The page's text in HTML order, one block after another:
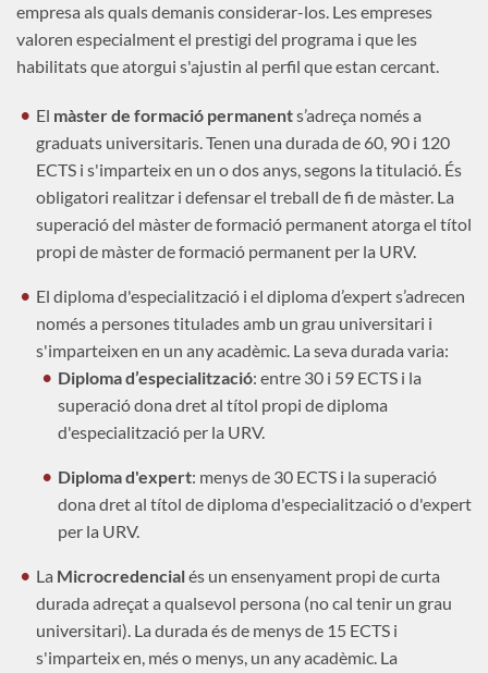
empresa als quals demanis considerar-los. Les empreses
valoren especialment el prestigi del programa i que les
habilitats que atorgui s'ajustin al perfil que estan cercant.
El màster de formació permanents’adreça només a
graduats universitaris. Tenen una durada de 60, 90 i 120
ECTS i s'imparteix en un o dos anys, segons la titulació. És
obligatori realitzar i defensar el treball de fi de màster. La
superació del màster de formació permanent atorga el títol
propi de màster de formació permanent per la URV.
El diploma d'especialització i el diploma d’expert s’adrecen
només a persones titulades amb un grau universitari i
s'imparteixen en un any acadèmic. La seva durada varia:
Diploma d’especialització: entre 30 i 59 ECTS i la
superació dona dret al títol propi de diploma
d'especialització per la URV.
Diploma d'expert: menys de 30 ECTS i la superació
dona dret al títol de diploma d'especialització o d'expert
per la URV.
La Microcredencialés un ensenyament propi de curta
durada adreçat a qualsevol persona (no cal tenir un grau
universitari). La durada és de menys de 15 ECTS i
s'imparteix en, més o menys, un any acadèmic. La